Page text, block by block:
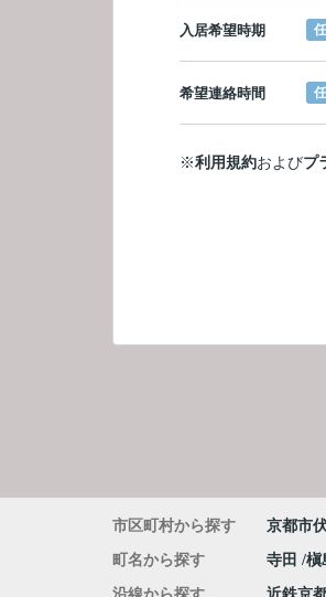
入居希望時期
希望連絡時間
※利用規約およびプ
市区町村から探す 京都市
町名から探す 寺田 槇